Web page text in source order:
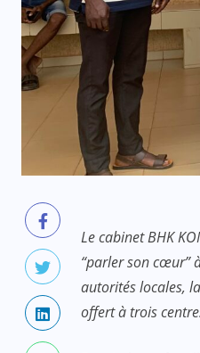
Le cabinet BHK
“parler son cœur”
autorités locales,
offert à trois